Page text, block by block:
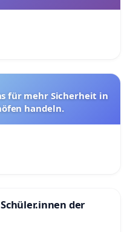
für mehr Sicherheit in
handeln.
der